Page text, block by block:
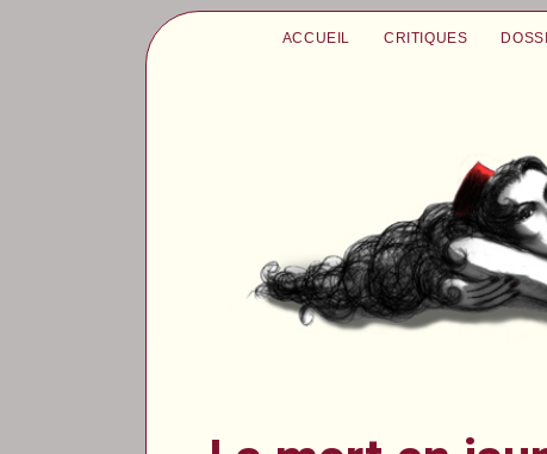
ACCUEIL CRITIQUES